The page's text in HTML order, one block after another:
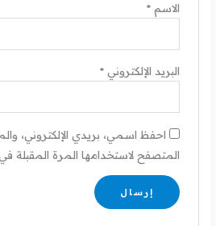
الاسم *
البريد الإلكتروني *
احفظ اسمي، بريدي الإلكتروني،
المتصفح لاستخدامها المرة المقبلة